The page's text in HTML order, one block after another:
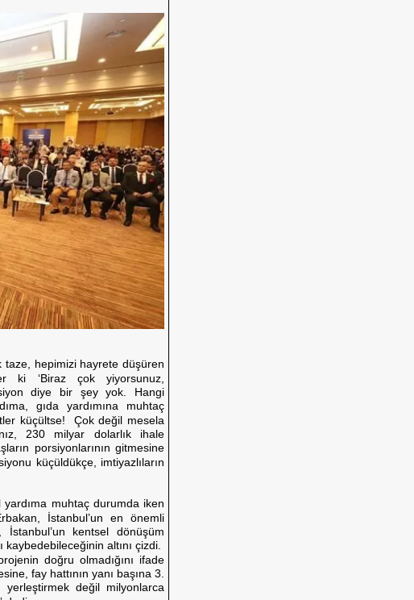
taze, hepimizi hayrete düşüren
ki ‘Biraz çok yiyorsunuz,
diye bir şey yok. Hangi
gıda yardımına muhtaç
küçültse! Çok değil mesela
230 milyar dolarlık ihale
porsiyonlarının gitmesine
küçüldükçe, imtiyazlıların
yardıma muhtaç durumda iken
İstanbul’un en önemli
İstanbul’un kentsel dönüşüm
altını çizdi.
doğru olmadığını ifade
fay hattının yanı başına 3.
değil milyonlarca